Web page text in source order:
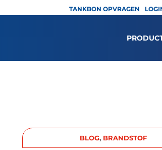
TANKBON OPVRAGEN
BLOG, BRANDSTOF